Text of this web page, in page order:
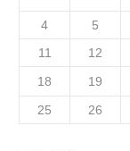
4
5
11
12
18
19
25
26